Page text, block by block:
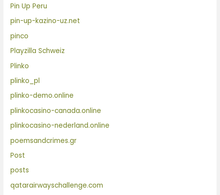
Pin Up Peru
pin-up-kazino-uz.net
pinco
Playzilla Schweiz
Plinko
plinko_pl
plinko-demo.online
plinkocasino-canada.online
plinkocasino-nederland.online
poemsandcrimes.gr
Post
posts
qatarairwayschallenge.com